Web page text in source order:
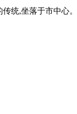
统,坐落于市中心。